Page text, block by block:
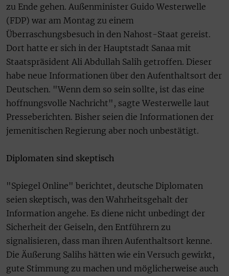
zu Ende gehen. Außenminister Guido Westerwelle
(FDP) war am Montag zu einem
Überraschungsbesuch in den Nahost-Staat gereist.
Dort hatte er sich in der Hauptstadt Sanaa mit
Staatspräsident Ali Abdullah Salih getroffen. Dieser
habe neue Informationen über den Aufenthaltsort der
Deutschen. "Wenn dem so sein sollte, ist das eine
hoffnungsvolle Nachricht", sagte Westerwelle laut
Presseberichten. Bisher seien die Informationen der
jemenitischen Regierung aber noch unbestätigt.
Diplomaten sind skeptisch
"Spiegel Online" berichtet, deutsche Diplomaten
seien skeptisch, was den Wahrheitsgehalt der
Information angehe. Es diene nicht unbedingt der
Sicherheit der Geiseln, den Entführern zu
signalisieren, dass man ihren Aufenthaltsort kenne.
Die Äußerung Salihs hätten wie ein Versuch gewirkt,
gute Stimmung zu machen und möglicherweise auch